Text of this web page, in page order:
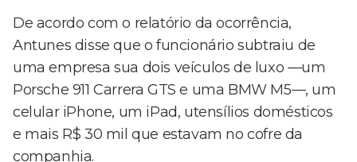
De acordo com o relatório da ocorrência,
Antunes disse que o funcionário subtraiu de
uma empresa sua dois veículos de luxo —um
Porsche 911 Carrera GTS e uma BMW M5—, um
celular iPhone, um iPad, utensílios domésticos
e mais R$ 30 mil que estavam no cofre da
companhia.